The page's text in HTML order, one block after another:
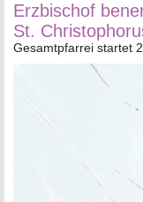
Erzbischof
St.
Gesamtpfarrei startet